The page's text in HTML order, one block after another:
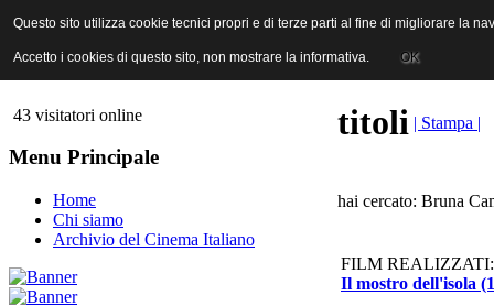
ANICA | Associazione Nazionale Industrie Cinematografiche
43 visitatori online
Menu Principale
Home
Chi siamo
Archivio del Cinema Italiano
titoli | Stampa |
hai cercato: Bruna
FILM REALIZZATI:
Il mostro dell'isola
Questo sito utilizza cookie tecnici propri e di terze parti al fine di migliorare la
Accetto i cookies di questo sito, non mostrare la informativa. OK
Questo sito utilizza cookie tecnici propri e di terze parti al fine di migliorare la
Accetto i cookies di questo sito, non mostrare la informativa. OK